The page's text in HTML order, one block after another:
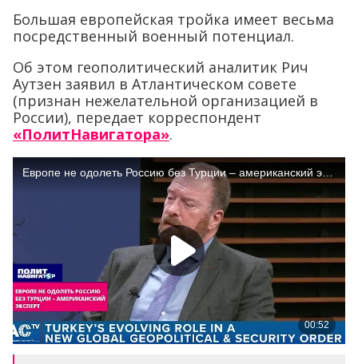
Большая европейская тройка имеет весьма
посредственный военный потенциал.
Об этом геополитический аналитик Рич
Аутзен заявил в Атлантическом совете
(признан нежелательной организацией в
России), передает корреспондент
«ПолитНавигатора».